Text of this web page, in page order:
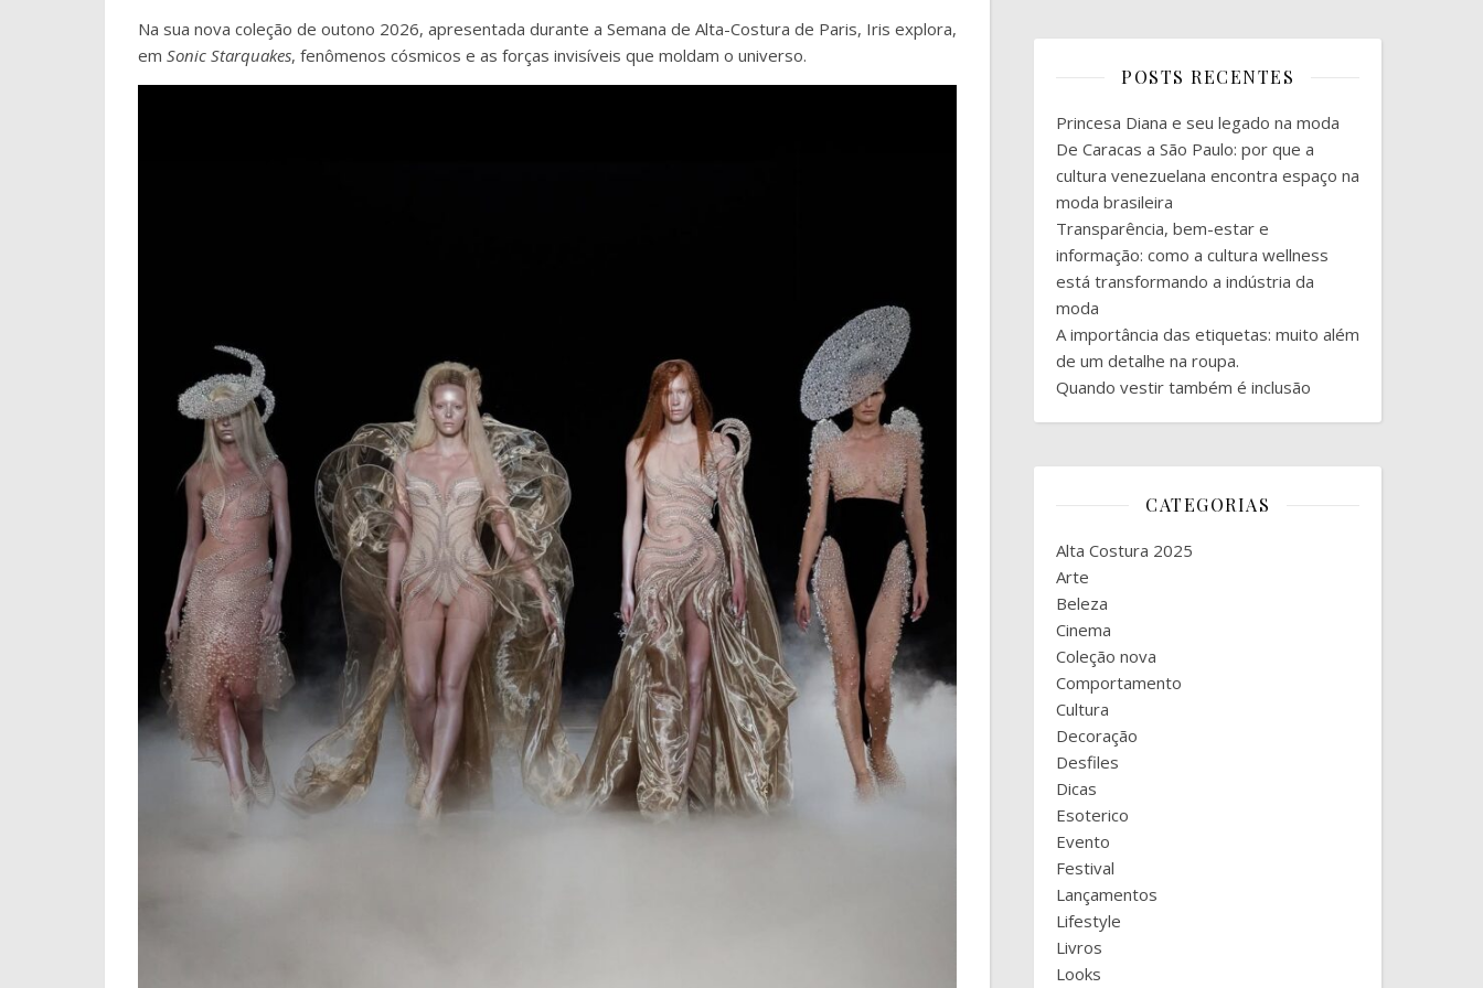
Na sua nova coleção de outono 2026, apresentada durante a Semana de Alta-Costura de Paris, Iris explora,
em Sonic Starquakes, fenômenos cósmicos e as forças invisíveis que moldam o universo.
POSTS RECENTES
Princesa Diana e seu legado na moda
De Caracas a São Paulo: por que a
cultura venezuelana encontra espaço na
moda brasileira
Transparência, bem-estar e
informação: como a cultura wellness
está transformando a indústria da
moda
A importância das etiquetas: muito além
de um detalhe na roupa.
Quando vestir também é inclusão
CATEGORIAS
Alta Costura 2025
Arte
Beleza
Cinema
Coleção nova
Comportamento
Cultura
Decoração
Desfiles
Dicas
Esoterico
Evento
Festival
Lançamentos
Lifestyle
Livros
Looks